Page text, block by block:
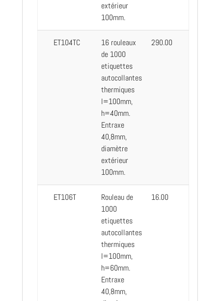
extérieur
100mm.
ET104TC
16 rouleaux
de 1000
etiquettes
autocollantes
thermiques
l=100mm,
h=40mm.
Entraxe
40,8mm,
diamètre
extérieur
100mm.
290.00
ET106T
Rouleau de
1000
etiquettes
autocollantes
thermiques
l=100mm,
h=60mm.
Entraxe
40,8mm,
16.00